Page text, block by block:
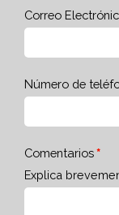
Correo
Número de
Comentarios
Explica